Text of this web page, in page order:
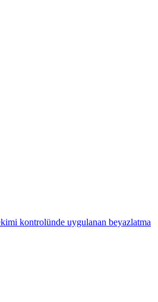
kontrolünde uygulanan beyazlatma